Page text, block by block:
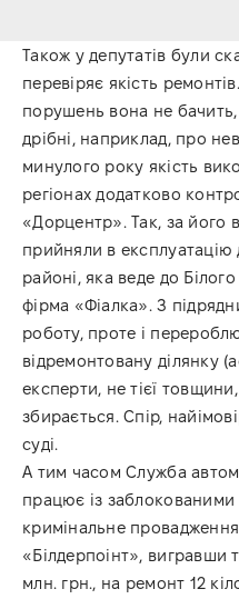
Також у депутатів були
перевіряє якість
порушень вона не
дрібні, наприклад, про
минулого року якість
регіонах додатково
«Дорцентр». Так, за його
прийняли в
районі, яка веде до
фірма «Фіалка». З
роботу, проте і
відремонтовану ділянку
експерти, не тієї
збирається. Спір,
суді.
А тим часом Служба
працює із
кримінальне
«Білдерпоінт», вигравши
млн. грн., на ремонт 12